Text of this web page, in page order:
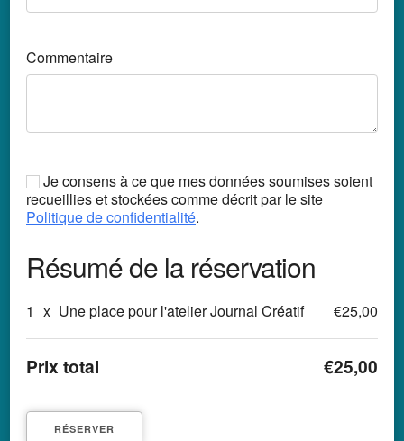
Commentaire
Je consens à ce que mes données soumises soient
recueillies et stockées comme décrit par le site
Politique de confidentialité.
Résumé de la réservation
1 x Une place pour l'atelier Journal Créatif €25,00
Prix total €25,00